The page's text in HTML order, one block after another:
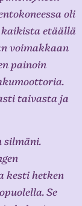
oli
etäällä
voimakkaan
painoin
taivasta ja
silmäni.
kesti hetken
Se